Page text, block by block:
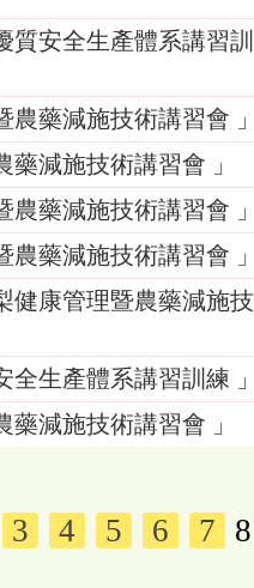
質安全生產體系講習訓
藥減施技術講習會 」
減施技術講習會 」
藥減施技術講習會 」
藥減施技術講習會 」
健康管理暨農藥減施技
生產體系講習訓練 」
減施技術講習會 」
3 4 5 6 7 8